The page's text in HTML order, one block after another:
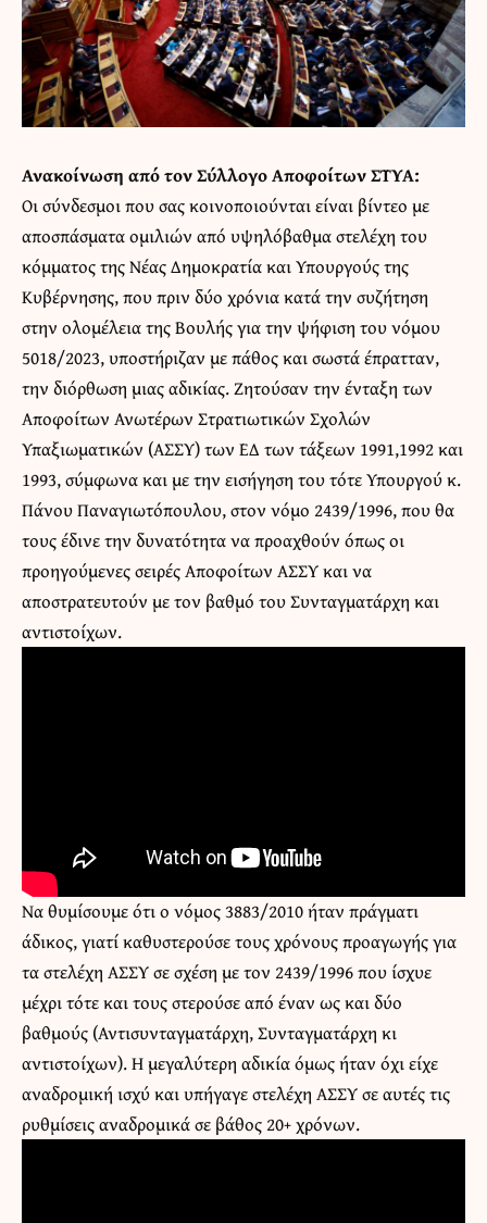
Ανακοίνωση από τον Σύλλογο Αποφοίτων ΣΤΥΑ:
Οι σύνδεσμοι που σας κοινοποιούνται είναι βίντεο με
αποσπάσματα ομιλιών από υψηλόβαθμα στελέχη του
κόμματος της Νέας Δημοκρατία και Υπουργούς της
Κυβέρνησης, που πριν δύο χρόνια κατά την συζήτηση
στην ολομέλεια της Βουλής για την ψήφιση του νόμου
5018/2023, υποστήριζαν με πάθος και σωστά έπρατταν,
την διόρθωση μιας αδικίας. Ζητούσαν την ένταξη των
Αποφοίτων Ανωτέρων Στρατιωτικών Σχολών
Υπαξιωματικών (ΑΣΣΥ) των ΕΔ των τάξεων 1991,1992 και
1993, σύμφωνα και με την εισήγηση του τότε Υπουργού κ.
Πάνου Παναγιωτόπουλου, στον νόμο 2439/1996, που θα
τους έδινε την δυνατότητα να προαχθούν όπως οι
προηγούμενες σειρές Αποφοίτων ΑΣΣΥ και να
αποστρατευτούν με τον βαθμό του Συνταγματάρχη και
αντιστοίχων.
Να θυμίσουμε ότι ο νόμος 3883/2010 ήταν πράγματι
άδικος, γιατί καθυστερούσε τους χρόνους προαγωγής για
τα στελέχη ΑΣΣΥ σε σχέση με τον 2439/1996 που ίσχυε
μέχρι τότε και τους στερούσε από έναν ως και δύο
βαθμούς (Αντισυνταγματάρχη, Συνταγματάρχη κι
αντιστοίχων). Η μεγαλύτερη αδικία όμως ήταν όχι είχε
αναδρομική ισχύ και υπήγαγε στελέχη ΑΣΣΥ σε αυτές τις
ρυθμίσεις αναδρομικά σε βάθος 20+ χρόνων.